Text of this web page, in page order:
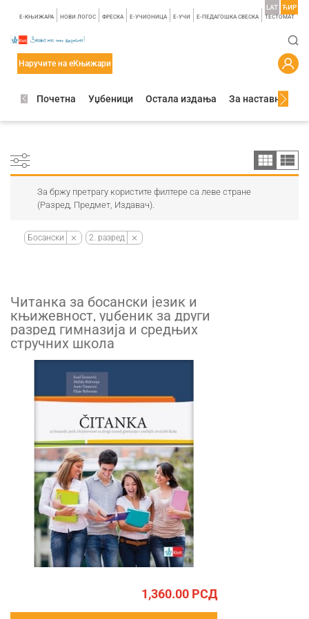
E-КЊИЖАРА НОВИ ЛОГОС ФРЕСКА E-УЧИОНИЦА E-УЧИ Е-ПЕДАГОШКА СВЕСКА TЕСТОМАТ
LAT ЋИР
Наручите на еКњижари
Почетна Уџбеници Остала издања За наставнике
За бржу претрагу користите филтере са леве стране
(Разред, Предмет, Издавач).
Босански 2. разред
Читанка за босански језик и
књижевност, уџбеник за други
разред гимназија и средњих
стручних школа
1,360.00 РСД